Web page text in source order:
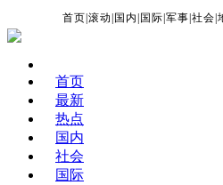
首页 |滚动 国内 国际 |军事 |社会 |
首页
最新
热点
国内
社会
国际